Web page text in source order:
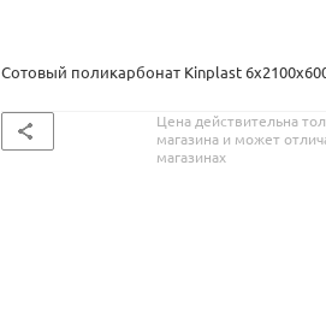
Сотовый поликарбонат Kinplast
Цена действительна
магазина и может
магазинах